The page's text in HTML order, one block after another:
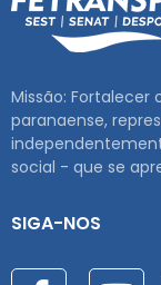
Missão:
paranaense,
social - que se
SIGA-NOS